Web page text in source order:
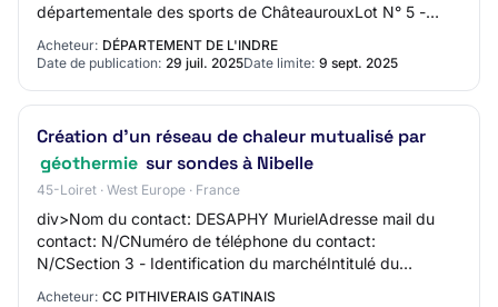
départementale des sports de ChâteaurouxLot N° 5 -
Chauffage, ventilation - CPV 42520000 PAC eau-eau…
Acheteur: DÉPARTEMENT DE L'INDRE
Date de publication: 29 juil. 2025Date limite: 9 sept. 2025
Création d'un réseau de chaleur mutualisé par
géothermie sur sondes à Nibelle
45-Loiret · West Europe · France
div>Nom du contact: DESAPHY MurielAdresse mail du
contact: N/CNuméro de téléphone du contact:
N/CSection 3 - Identification du marchéIntitulé du
Acheteur: CC PITHIVERAIS GATINAIS